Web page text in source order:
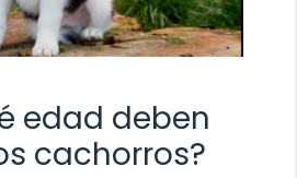
edad deben
cachorros?